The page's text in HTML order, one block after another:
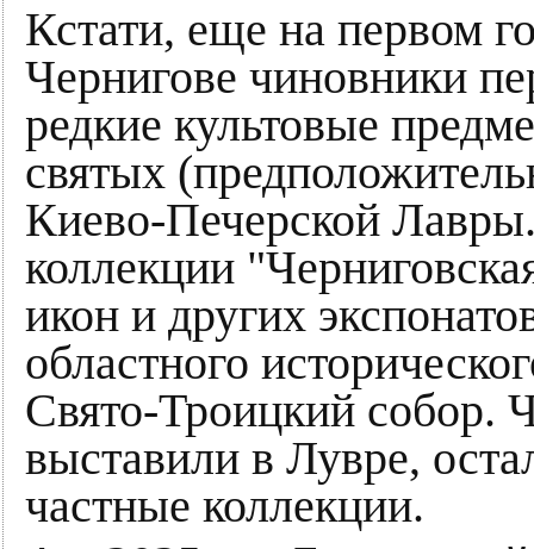
Кстати, еще на первом
Чернигове чиновники
редкие культовые
святых
Киево-Печерской
коллекции
икон и других
областного
Свято-Троицкий собор.
выставили в Лувре,
частные коллекции.